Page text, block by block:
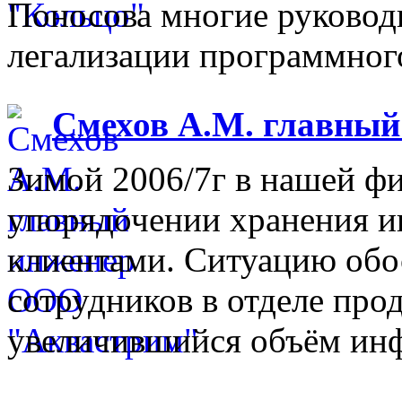
Поносова многие
легализации
Смехов А.М.
Зимой 2006/7г в нашей
упорядочении хранения
клиентами. Ситуацию
сотрудников в отделе
увеличившийся объём